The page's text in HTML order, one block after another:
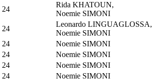
24
Rida KHATOUN,
Noemie SIMONI
24
Leonardo LINGUAGLOSSA,
Noemie SIMONI
24
Noemie SIMONI
24
Noemie SIMONI
24
Noemie SIMONI
24
Noemie SIMONI